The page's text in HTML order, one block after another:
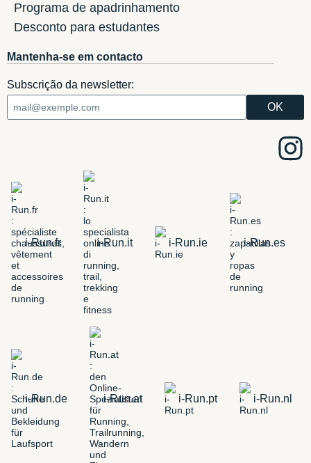
Programa de apadrinhamento
Desconto para estudantes
Mantenha-se em contacto
Subscrição da newsletter:
i-Run.fr i-Run.it i-Run.ie i-Run.es
i-Run.de i-Run.at i-Run.pt i-Run.nl